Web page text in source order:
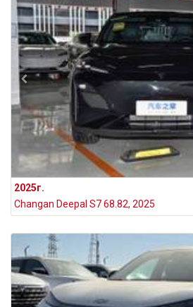
2025г.
Changan Deepal S7 68.82, 2025